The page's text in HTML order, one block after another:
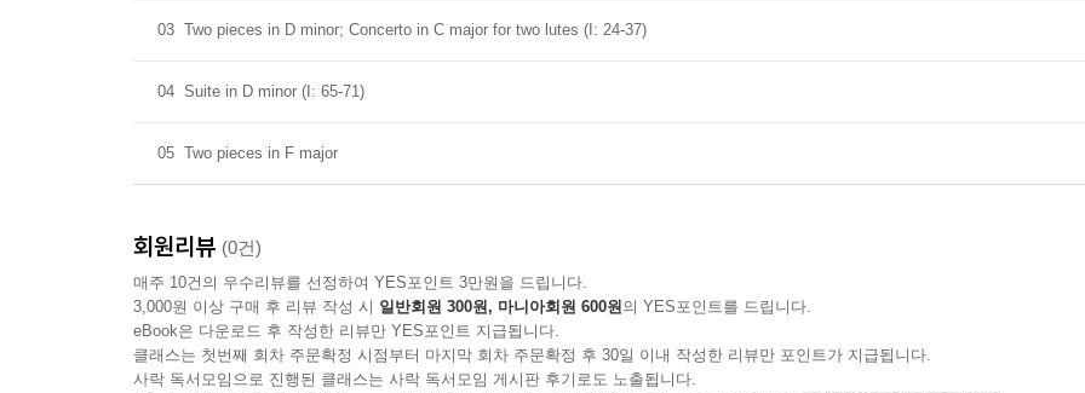
03 Two pieces in D minor; Concerto in C major for two lutes (I: 24-37)
04 Suite in D minor (I: 65-71)
05 Two pieces in F major
회원리뷰 (0건)
매주 10건의 우수리뷰를 선정하여 YES포인트 3만원을 드립니다.
3,000원 이상 구매 후 리뷰 작성 시 일반회원 300원, 마니아회원 600원의 YES포인트를 드립니다.
eBook은 다운로드 후 작성한 리뷰만 YES포인트 지급됩니다.
클래스는 첫번째 회차 주문확정 시점부터 마지막 회차 주문확정 후 30일 이내 작성한 리뷰만 포인트가 지급됩니다.
사락 독서모임으로 진행된 클래스는 사락 독서모임 게시판 후기로도 노출됩니다.